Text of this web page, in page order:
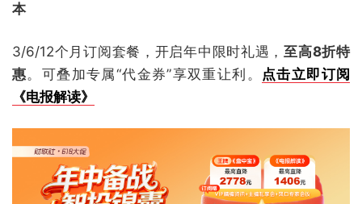
本
3/6/12个月订阅套餐，开启年中限时礼遇，至高8折特
惠。可叠加专属“代金券”享双重让利。 点击立即订阅
《电报解读》